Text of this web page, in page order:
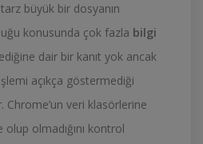
büyük bir dosyanın
konusunda çok fazla bilgi
dair bir kanıt yok ancak
açıkça göstermediği
Chrome’un veri klasörlerine
olmadığını kontrol